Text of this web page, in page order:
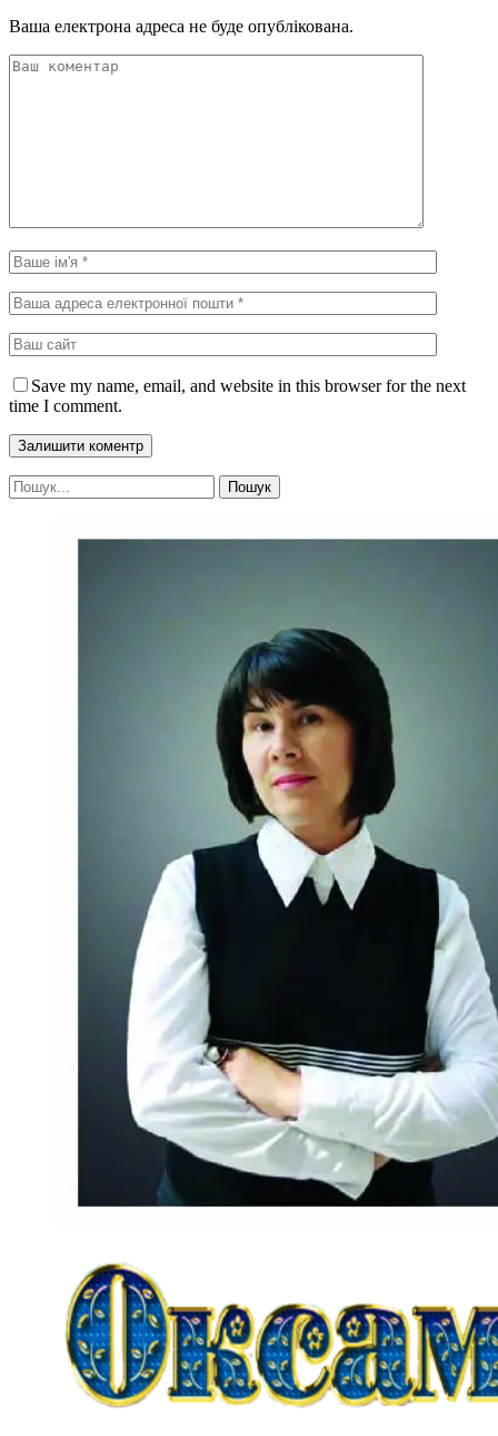
Ваша електрона адреса не буде опублікована.
Save my name, email, and website in this browser for the next
time I comment.